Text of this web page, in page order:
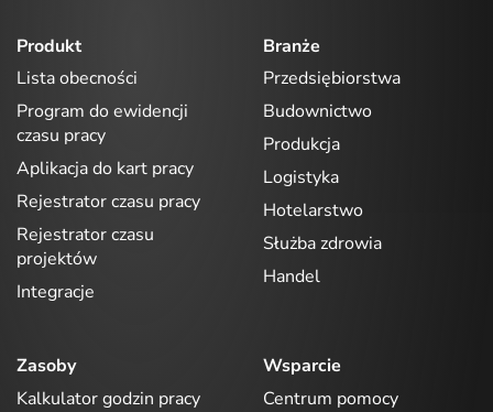
Produkt
Lista obecności
Program do ewidencji
czasu pracy
Aplikacja do kart pracy
Rejestrator czasu pracy
Rejestrator czasu
projektów
Integracje
Branże
Przedsiębiorstwa
Budownictwo
Produkcja
Logistyka
Hotelarstwo
Służba zdrowia
Handel
Zasoby
Kalkulator godzin pracy
Wsparcie
Centrum pomocy